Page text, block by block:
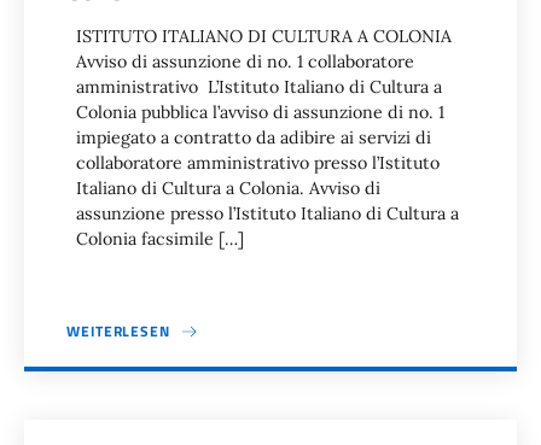
ISTITUTO ITALIANO DI CULTURA A COLONIA
Avviso di assunzione di no. 1 collaboratore
amministrativo L’Istituto Italiano di Cultura a
Colonia pubblica l’avviso di assunzione di no. 1
impiegato a contratto da adibire ai servizi di
collaboratore amministrativo presso l’Istituto
Italiano di Cultura a Colonia. Avviso di
assunzione presso l’Istituto Italiano di Cultura a
Colonia facsimile […]
WEITERLESEN